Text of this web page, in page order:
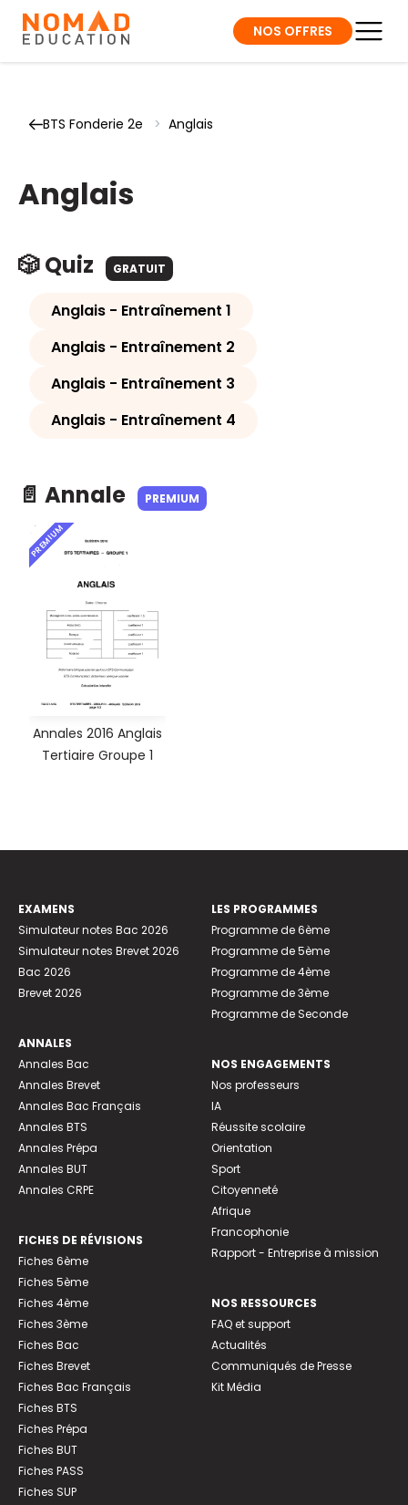
NOS OFFRES
BTS Fonderie 2e > Anglais
Anglais
🎲 Quiz GRATUIT
Anglais - Entraînement 1
Anglais - Entraînement 2
Anglais - Entraînement 3
Anglais - Entraînement 4
📄 Annale PREMIUM
PREMIUM
Annales 2016 Anglais
Tertiaire Groupe 1
EXAMENS
Simulateur notes Bac 2026
Simulateur notes Brevet 2026
Bac 2026
Brevet 2026
ANNALES
Annales Bac
Annales Brevet
Annales Bac Français
Annales BTS
Annales Prépa
Annales BUT
Annales CRPE
FICHES DE RÉVISIONS
Fiches 6ème
Fiches 5ème
Fiches 4ème
Fiches 3ème
Fiches Bac
Fiches Brevet
Fiches Bac Français
Fiches BTS
Fiches Prépa
Fiches BUT
Fiches PASS
Fiches SUP
LES PROGRAMMES
Programme de 6ème
Programme de 5ème
Programme de 4ème
Programme de 3ème
Programme de Seconde
NOS ENGAGEMENTS
Nos professeurs
IA
Réussite scolaire
Orientation
Sport
Citoyenneté
Afrique
Francophonie
Rapport - Entreprise à mission
NOS RESSOURCES
FAQ et support
Actualités
Communiqués de Presse
Kit Média